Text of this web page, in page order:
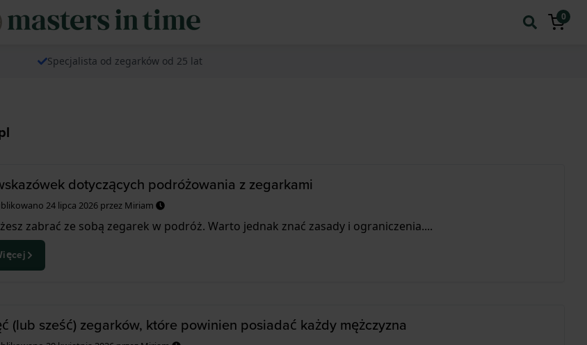
0
Specjalista od zegarków od 25 lat
dotyczących podróżowania z zegarkami
24 lipca 2026przez Miriam
zabrać ze sobą zegarek w podróż. Warto jednak znać zasady i ograniczenia....
(lub sześć) zegarków, które powinien posiadać każdy mężczyzna